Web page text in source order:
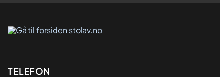
Kontaktinformasjon
TELEFON